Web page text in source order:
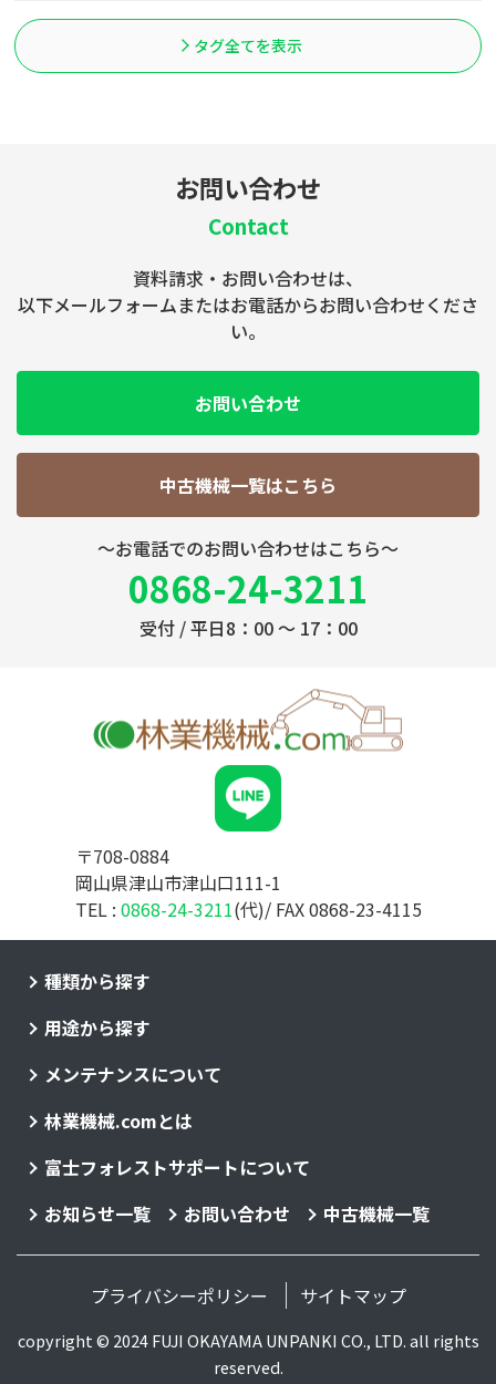
タグ全てを表示
お問い合わせ
Contact
資料請求・お問い合わせは、
以下メールフォームまたはお電話からお問い合わせくださ
い。
お問い合わせ
中古機械一覧はこちら
～お電話でのお問い合わせはこちら～
0868-24-3211
受付 / 平日8：00 ～ 17：00
〒708-0884
岡山県津山市津山口111-1
TEL : 0868-24-3211(代)/ FAX 0868-23-4115
種類から探す
用途から探す
メンテナンスについて
林業機械.comとは
富士フォレストサポートについて
お知らせ一覧
お問い合わせ 中古機械一覧
プライバシーポリシー サイトマップ
copyright © 2024 FUJI OKAYAMA UNPANKI CO., LTD. all rights
reserved.